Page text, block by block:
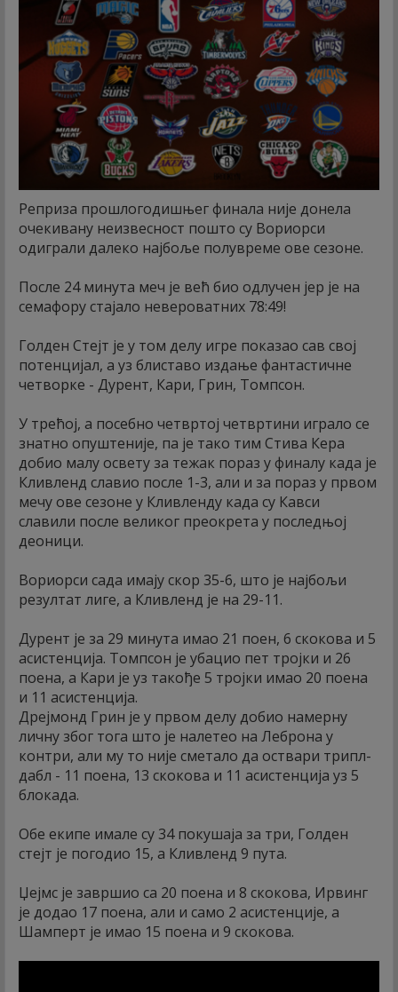
Реприза прошлогодишњег финала није донела
очекивану неизвесност пошто су Вориорси
одиграли далеко најбоље полувреме ове сезоне.
После 24 минута меч је већ био одлучен јер је на
семафору стајало невероватних 78:49!
Голден Стејт је у том делу игре показао сав свој
потенцијал, а уз блиставо издање фантастичне
четворке - Дурент, Кари, Грин, Томпсон.
У трећој, а посебно четвртој четвртини играло се
знатно опуштеније, па је тако тим Стива Кера
добио малу освету за тежак пораз у финалу када је
Кливленд славио после 1-3, али и за пораз у првом
мечу ове сезоне у Кливленду када су Кавси
славили после великог преокрета у последњој
деоници.
Вориорси сада имају скор 35-6, што је најбољи
резултат лиге, а Кливленд је на 29-11.
Дурент је за 29 минута имао 21 поен, 6 скокова и 5
асистенција. Томпсон је убацио пет тројки и 26
поена, а Кари је уз такође 5 тројки имао 20 поена
и 11 асистенција.
Дрејмонд Грин је у првом делу добио намерну
личну због тога што је налетео на Леброна у
контри, али му то није сметало да оствари трипл-
дабл - 11 поена, 13 скокова и 11 асистенција уз 5
блокада.
Обе екипе имале су 34 покушаја за три, Голден
стејт је погодио 15, а Кливленд 9 пута.
Џејмс је завршио са 20 поена и 8 скокова, Ирвинг
је додао 17 поена, али и само 2 асистенције, а
Шамперт је имао 15 поена и 9 скокова.